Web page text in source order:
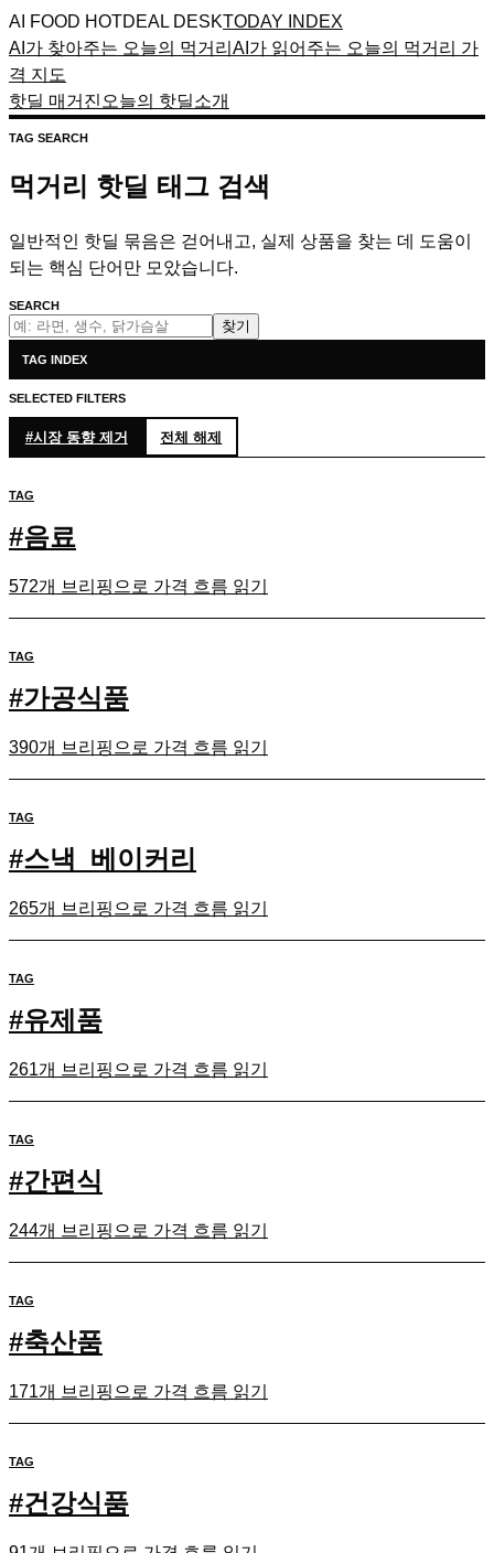
AI FOOD HOTDEAL DESKTODAY INDEX
AI가 찾아주는 오늘의 먹거리 AI가 읽어주는 오늘의 먹거리 가
격 지도
핫딜 매거진 오늘의 핫딜소개
TAG SEARCH
먹거리 핫딜 태그 검색
일반적인 핫딜 묶음은 걷어내고, 실제 상품을 찾는 데 도움이
되는 핵심 단어만 모았습니다.
SEARCH
찾기
TAG INDEX
SELECTED FILTERS
#시장 동향제거 전체 해제
TAG
#음료
572개 브리핑으로 가격 흐름 읽기
TAG
#가공식품
390개 브리핑으로 가격 흐름 읽기
TAG
#스낵_베이커리
265개 브리핑으로 가격 흐름 읽기
TAG
#유제품
261개 브리핑으로 가격 흐름 읽기
TAG
#간편식
244개 브리핑으로 가격 흐름 읽기
TAG
#축산품
171개 브리핑으로 가격 흐름 읽기
TAG
#건강식품